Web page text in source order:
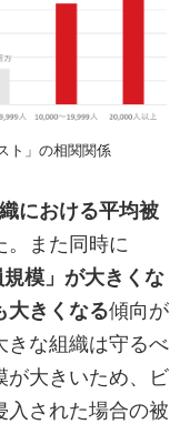
ト」の相関関係
における平均被
。また同時に
規模」が大きくな
大きくなる傾向が
きな組織は守るべ
が大きいため、ビ
入された場合の被